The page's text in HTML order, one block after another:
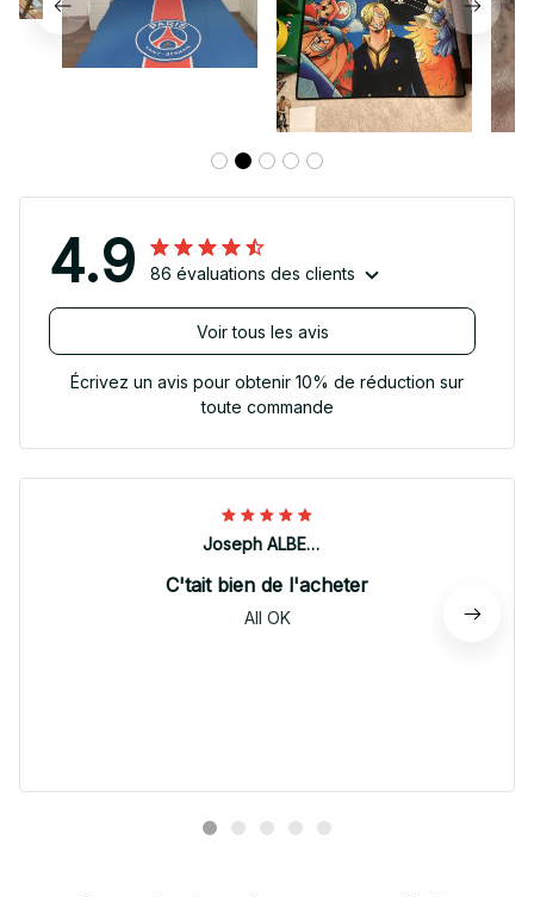
4.9 86 évaluations des clients
Voir tous les avis
Écrivez un avis pour obtenir 10% de réduction sur
toute commande
Joseph ALBERTINI
C'tait bien de l'acheter
All OK